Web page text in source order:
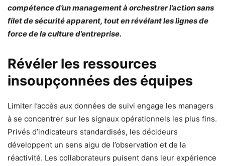
compétence d’un management à orchestrer l’action sans
filet de sécurité apparent, tout en révélant les lignes de
force de la culture d’entreprise.
Révéler les ressources
insoupçonnées des équipes
Limiter l’accès aux données de suivi engage les managers
à se concentrer sur les signaux opérationnels les plus fins.
Privés d’indicateurs standardisés, les décideurs
développent un sens aigu de l’observation et de la
réactivité. Les collaborateurs puisent dans leur expérience